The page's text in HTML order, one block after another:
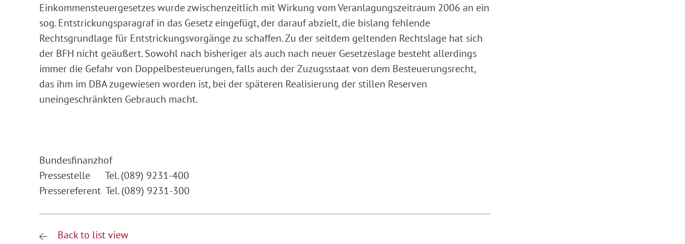
Einkommensteuergesetzes wurde zwischenzeitlich mit Wirkung vom Veranlagungszeitraum 2006 an ein
sog. Entstrickungsparagraf in das Gesetz eingefügt, der darauf abzielt, die bislang fehlende
Rechtsgrundlage für Entstrickungsvorgänge zu schaffen. Zu der seitdem geltenden Rechtslage hat sich
der BFH nicht geäußert. Sowohl nach bisheriger als auch nach neuer Gesetzeslage besteht allerdings
immer die Gefahr von Doppelbesteuerungen, falls auch der Zuzugsstaat von dem Besteuerungsrecht,
das ihm im DBA zugewiesen worden ist, bei der späteren Realisierung der stillen Reserven
uneingeschränkten Gebrauch macht.
Bundesfinanzhof
Pressestelle Tel. (089) 9231-400
Pressereferent Tel. (089) 9231-300
Back to list view